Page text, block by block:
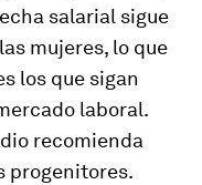
salarial sigue
mujeres, lo que
los que sigan
laboral.
recomienda
progenitores.